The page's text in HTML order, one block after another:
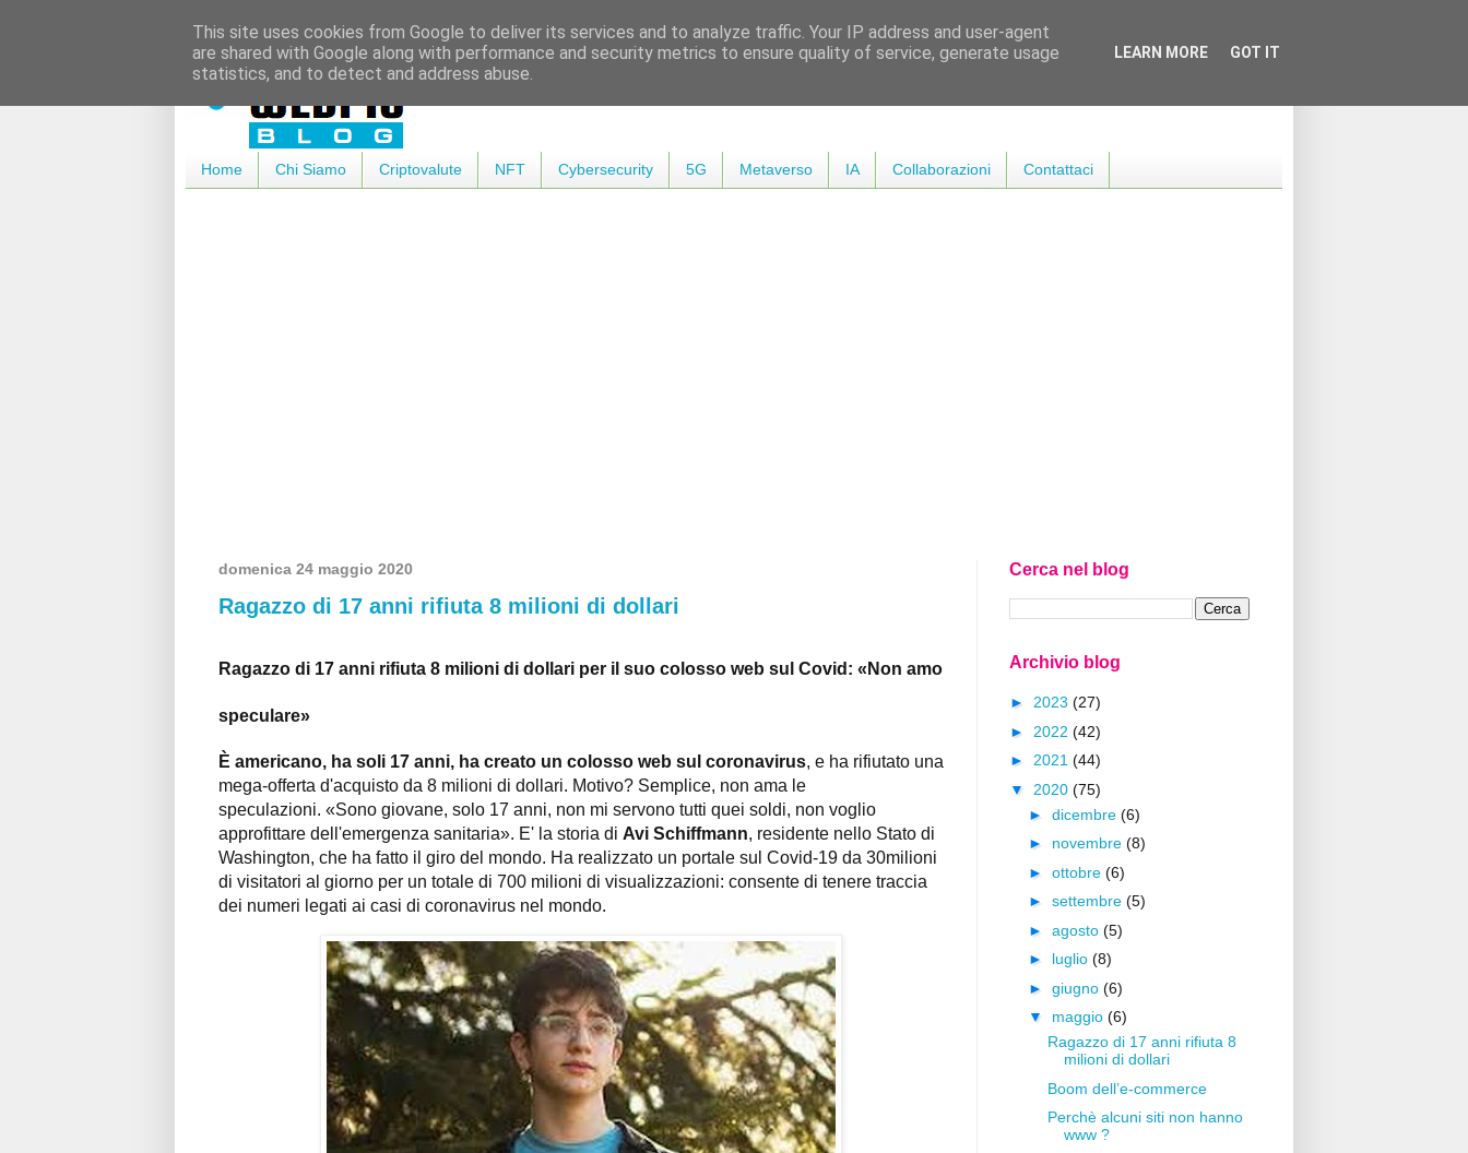
Home Chi Siamo Criptovalute NFT Cybersecurity 5G Metaverso IA Collaborazioni Contattaci
domenica 24 maggio 2020
Ragazzo di 17 anni rifiuta 8 milioni di dollari
Ragazzo di 17 anni rifiuta 8 milioni di dollari per il suo colosso web sul Covid: «Non amo
speculare»
È americano, ha soli 17 anni, ha creato un colosso web sul coronavirus, e ha rifiutato una
mega-offerta d'acquisto da 8 milioni di dollari. Motivo? Semplice, non ama le
speculazioni. «Sono giovane, solo 17 anni, non mi servono tutti quei soldi, non voglio
approfittare dell'emergenza sanitaria». E' la storia di Avi Schiffmann, residente nello Stato di
Washington, che ha fatto il giro del mondo. Ha realizzato un portale sul Covid-19 da 30milioni
di visitatori al giorno per un totale di 700 milioni di visualizzazioni: consente di tenere traccia
dei numeri legati ai casi di coronavirus nel mondo.
Cerca nel blog
Archivio blog
► 2023 (27)
► 2022 (42)
► 2021 (44)
▼ 2020 (75)
► dicembre (6)
► novembre (8)
► ottobre (6)
► settembre (5)
► agosto (5)
► luglio (8)
► giugno (6)
▼ maggio (6)
Ragazzo di 17 anni rifiuta 8
milioni di dollari
Boom dell’e-commerce
Perchè alcuni siti non hanno
www ?
This site uses cookies from Google to deliver its services and to analyze traffic. Your IP address and user-agent
are shared with Google along with performance and security metrics to ensure quality of service, generate usage
statistics, and to detect and address abuse.
LEARN MORE GOT IT